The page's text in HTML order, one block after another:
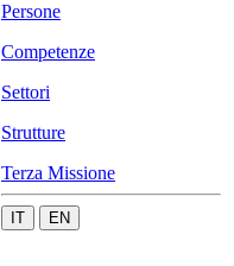
Persone
Competenze
Settori
Strutture
Terza Missione
IT EN